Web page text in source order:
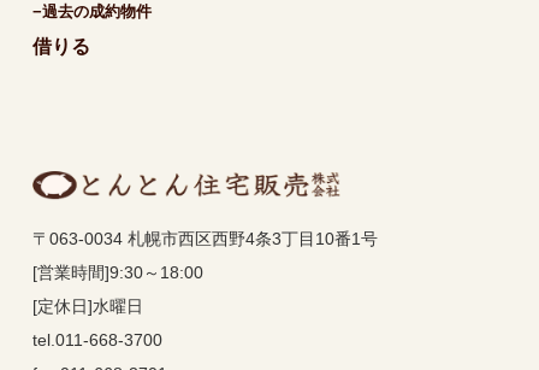
−過去の成約物件
借りる
〒063-0034 札幌市西区西野4条3丁目10番1号
[営業時間]9:30～18:00
[定休日]水曜日
tel.011-668-3700